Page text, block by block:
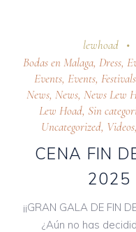
lewhoad
Bodas en Malaga, Dress,
Events, Events, Festivals
News, News, News Lew
Lew Hoad, Sin
Uncategorized, Videos,
CENA FIN
2025
¡¡GRAN GALA DE FIN
¿Aún no has